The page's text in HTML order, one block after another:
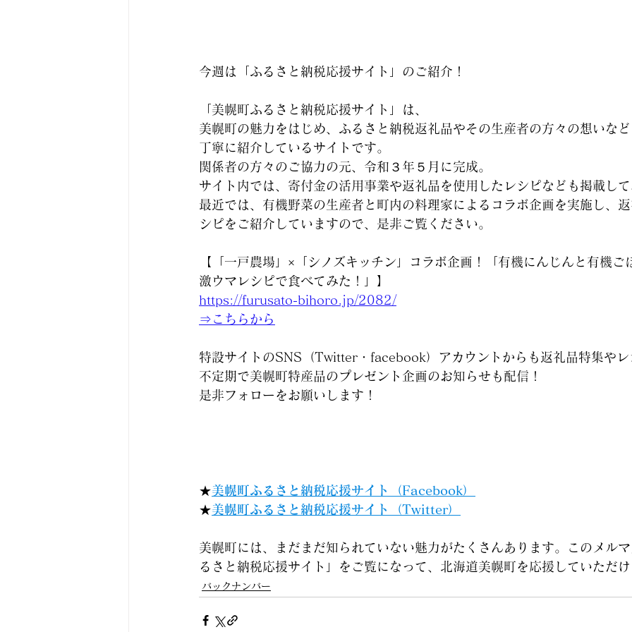
今週は「ふるさと納税応援サイト」のご紹介！
「美幌町ふるさと納税応援サイト」は、
美幌町の魅力をはじめ、ふるさと納税返礼品やその生産者の方々の想いな
丁寧に紹介しているサイトです。
関係者の方々のご協力の元、令和３年５月に完成。
サイト内では、寄付金の活用事業や返礼品を使用したレシピなども掲載し
最近では、有機野菜の生産者と町内の料理家によるコラボ企画を実施し、
シピをご紹介していますので、是非ご覧ください。
【「一戸農場」×「シノズキッチン」コラボ企画！「有機にんじんと有機ご
激ウマレシピで食べてみた！」】
https://furusato-bihoro.jp/2082/
⇒こちらから
特設サイトのSNS（Twitter・facebook）アカウントからも返礼品特集やレ
不定期で美幌町特産品のプレゼント企画のお知らせも配信！
是非フォローをお願いします！
★美幌町ふるさと納税応援サイト（Facebook）
★美幌町ふるさと納税応援サイト（Twitter）
美幌町には、まだまだ知られていない魅力がたくさんあります。このメル
るさと納税応援サイト」をご覧になって、北海道美幌町を応援していただ
バックナンバー